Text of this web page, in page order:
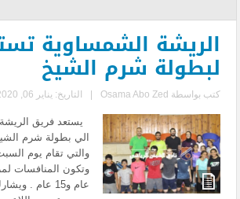
الريشة الشمساوية
لبطولة شرم الشيخ
كتب بواسطة Osama Abo Zed التاريخ: يناير 06, 2020
يستعد فريق
الي بطولة شرم
عام و15 عام .